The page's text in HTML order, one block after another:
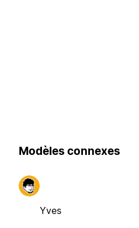
Modèles connexes
Yves